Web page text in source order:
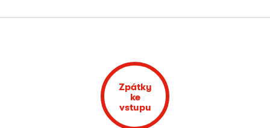
Zpátky
ke
vstupu